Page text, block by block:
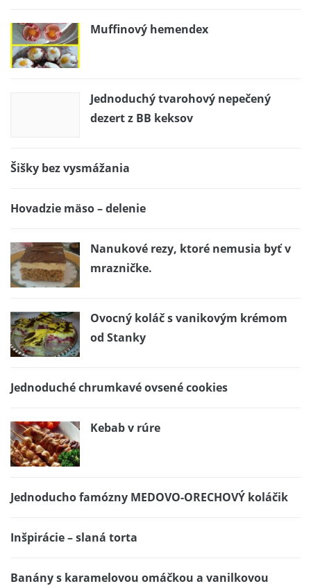
Muffinový hemendex
Jednoduchý tvarohový nepečený
dezert z BB keksov
Šišky bez vysmážania
Hovadzie mäso – delenie
Nanukové rezy, ktoré nemusia byť v
mrazničke.
Ovocný koláč s vanikovým krémom
od Stanky
Jednoduché chrumkavé ovsené cookies
Kebab v rúre
Jednoducho famózny MEDOVO-ORECHOVÝ koláčik
Inšpirácie – slaná torta
Banány s karamelovou omáčkou a vanilkovou